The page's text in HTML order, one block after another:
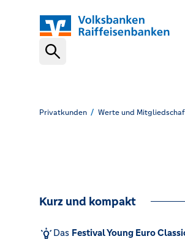
VR Banking App
Privatkunden Werte und
Kurz und kompakt
Das Festival Young Euro